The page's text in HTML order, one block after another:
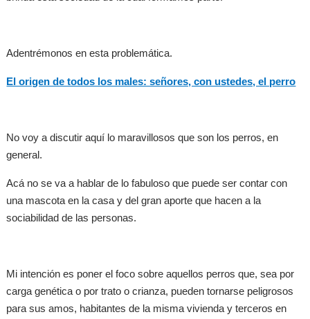
Adentrémonos en esta problemática.
El origen de todos los males: señores, con ustedes, el perro
No voy a discutir aquí lo maravillosos que son los perros, en
general.
Acá no se va a hablar de lo fabuloso que puede ser contar con
una mascota en la casa y del gran aporte que hacen a la
sociabilidad de las personas.
Mi intención es poner el foco sobre aquellos perros que, sea por
carga genética o por trato o crianza, pueden tornarse peligrosos
para sus amos, habitantes de la misma vivienda y terceros en